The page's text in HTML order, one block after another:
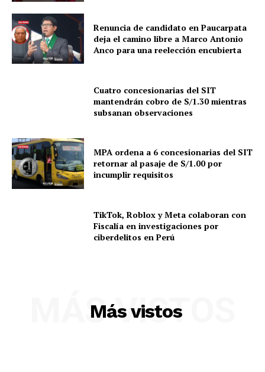
Renuncia de candidato en Paucarpata
deja el camino libre a Marco Antonio
Anco para una reelección encubierta
Cuatro concesionarias del SIT
mantendrán cobro de S/1.30 mientras
subsanan observaciones
MPA ordena a 6 concesionarias del SIT
retornar al pasaje de S/1.00 por
incumplir requisitos
TikTok, Roblox y Meta colaboran con
Fiscalía en investigaciones por
ciberdelitos en Perú
Más vistos
MÁS VISTOS